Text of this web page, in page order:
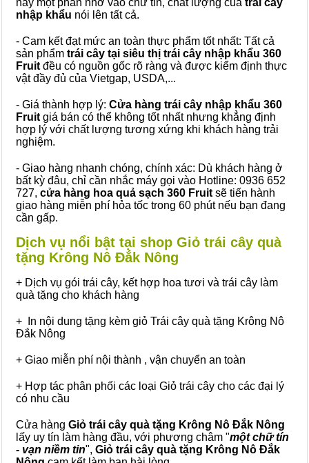
nay một phần nhờ vào chữ tín, chất lượng của trái cây
nhập khẩu nói lên tất cả.
- Cam kết đạt mức an toàn thực phẩm tốt nhất: Tất cả
sản phẩm trái cây tại siêu thị trái cây nhập khẩu 360
Fruit đều có nguồn gốc rõ ràng và được kiểm định thực
vật đầy đủ của Vietgap, USDA,...
- Giá thành hợp lý: Cửa hàng trái cây nhập khẩu 360
Fruit giá bán có thể không tốt nhất nhưng khẳng định
hợp lý với chất lượng tương xứng khi khách hàng trải
nghiệm.
- Giao hàng nhanh chóng, chính xác: Dù khách hàng ở
bất kỳ đâu, chỉ cần nhắc máy gọi vào Hotline: 0936 652
727, cửa hàng hoa quả sạch 360 Fruit sẽ tiến hành
giao hàng miễn phí hỏa tốc trong 60 phút nếu bạn đang
cần gấp.
Dịch vụ nổi bật tại shop Giỏ trái cây quà
tặng Krông Nô Đắk Nông
+ Dịch vụ gói trái cây, kết hợp hoa tươi và trái cây làm
quà tặng cho khách hàng
+ In nội dung tặng kèm giỏ Trái cây quà tặng Krông Nô
Đắk Nông
+ Giao miễn phí nội thành , vận chuyển an toàn
+ Hợp tác phân phối các loại Giỏ trái cây cho các đại lý
có nhu cầu
Cửa hàng Giỏ trái cây quà tặng Krông Nô Đắk Nông
lấy uy tín làm hàng đầu, với phương châm "một chữ tín
- vạn niềm tin", Giỏ trái cây quà tặng Krông Nô Đắk